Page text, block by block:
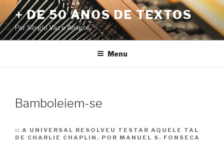
Pular
para
o
conteúdo
+ DE 50 ANOS DE TEXTOS
Por Sérgio Vaz e Amigos
Menu
Bamboleiem-se
:: A UNIVERSAL RESOLVEU TESTAR AQUELE TAL
DE CHARLIE CHAPLIN. POR MANUEL S. FONSECA